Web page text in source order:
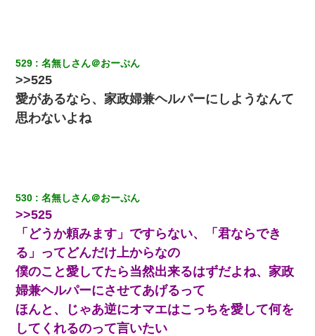
れ・・・
【衝撃】嫁父の会社に勤続１０年、手取り１４万 → 俺「２
２万もらえる会社から誘われた。転職したい」義父「ク
ビ！（激怒」嫁「離婚！（激怒」
宅飲みで女友達の乳を見てしまった・・・
【復讐】義兄嫁「生活費、足りない分を貸してほしい」私
「貸すわけないでしょｗｗｗｗ」→ 理由を話したら泣き出
して・・私（あまりにも希望通り）
新卒の女性社員に1年半ストーカーされていた。俺「マジで
怖い」上司「話をしてみる」→女性社員「実は10数年前
に…」
529 名無しさん＠おーぷん
>>525
愛があるなら、家政婦兼ヘルパーにしようなんて
思わないよね
530 名無しさん＠おーぷん
>>525
「どうか頼みます」ですらない、「君ならでき
る」ってどんだけ上からなの
僕のこと愛してたら当然出来るはずだよね、家政
婦兼ヘルパーにさせてあげるって
ほんと、じゃあ逆にオマエはこっちを愛して何を
してくれるのって言いたい